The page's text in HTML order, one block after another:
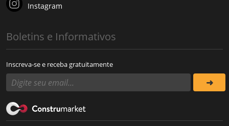
Instagram
Boletins e Informativos
Inscreva-se e receba gratuitamente